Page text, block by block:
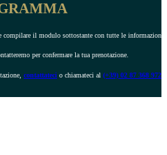
compilare il modulo sottostante con tutte le informazioni
per confermare la tua prenotazione.
contattateci o chiamateci al (+39) 02 87 368 972